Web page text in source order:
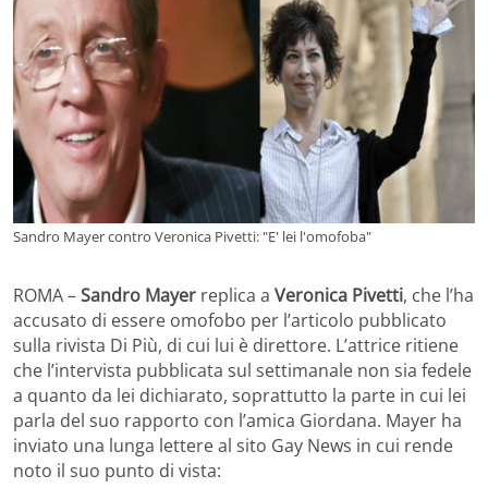
Sandro Mayer contro Veronica Pivetti: "E' lei l'omofoba"
ROMA –Sandro Mayer replica a Veronica Pivetti, che l’ha
accusato di essere omofobo per l’articolo pubblicato
sulla rivista Di Più, di cui lui è direttore. L’attrice ritiene
che l’intervista pubblicata sul settimanale non sia fedele
a quanto da lei dichiarato, soprattutto la parte in cui lei
parla del suo rapporto con l’amica Giordana. Mayer ha
inviato una lunga lettere al sito Gay News in cui rende
noto il suo punto di vista: